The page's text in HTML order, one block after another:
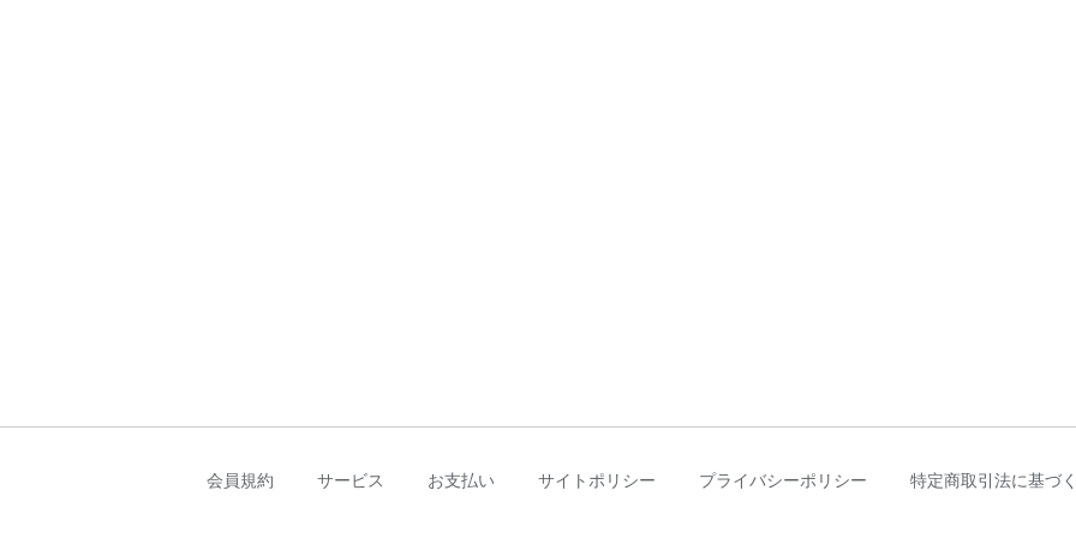
会員規約 サービス お支払い サイトポリシー プライバシーポリシー 特定商取引法に基づ